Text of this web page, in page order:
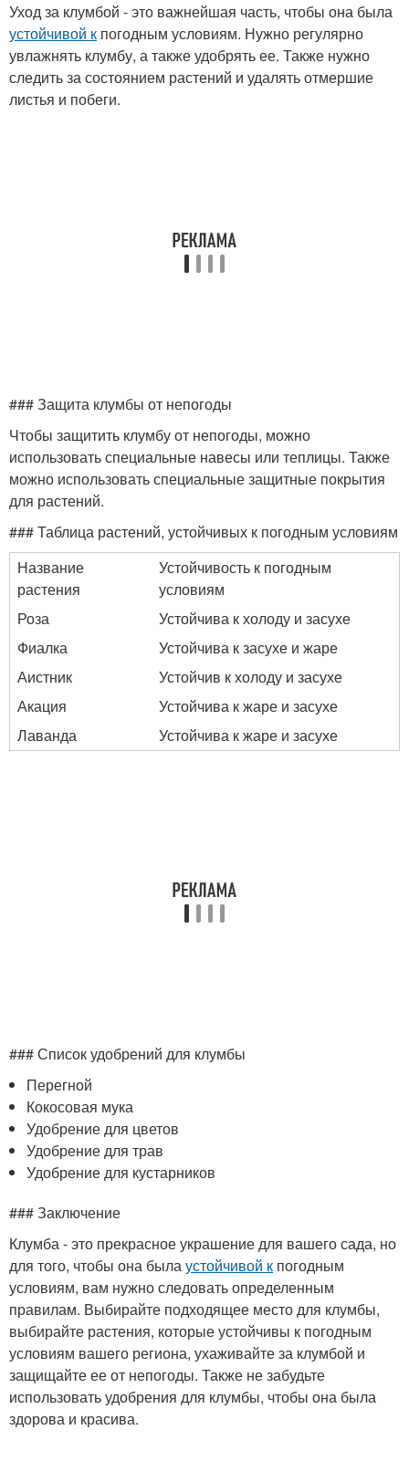
Уход за клумбой - это важнейшая часть, чтобы она была
устойчивой к погодным условиям. Нужно регулярно
увлажнять клумбу, а также удобрять ее. Также нужно
следить за состоянием растений и удалять отмершие
листья и побеги.
### Защита клумбы от непогоды
Чтобы защитить клумбу от непогоды, можно
использовать специальные навесы или теплицы. Также
можно использовать специальные защитные покрытия
для растений.
### Таблица растений, устойчивых к погодным условиям
Название
растения
Устойчивость к погодным
условиям
Роза
Устойчива к холоду и засухе
Фиалка
Устойчива к засухе и жаре
Аистник
Устойчив к холоду и засухе
Акация
Устойчива к жаре и засухе
Лаванда
Устойчива к жаре и засухе
### Список удобрений для клумбы
Перегной
Кокосовая мука
Удобрение для цветов
Удобрение для трав
Удобрение для кустарников
### Заключение
Клумба - это прекрасное украшение для вашего сада, но
для того, чтобы она былаустойчивой к погодным
условиям, вам нужно следовать определенным
правилам. Выбирайте подходящее место для клумбы,
выбирайте растения, которые устойчивы к погодным
условиям вашего региона, ухаживайте за клумбой и
защищайте ее от непогоды. Также не забудьте
использовать удобрения для клумбы, чтобы она была
здорова и красива.